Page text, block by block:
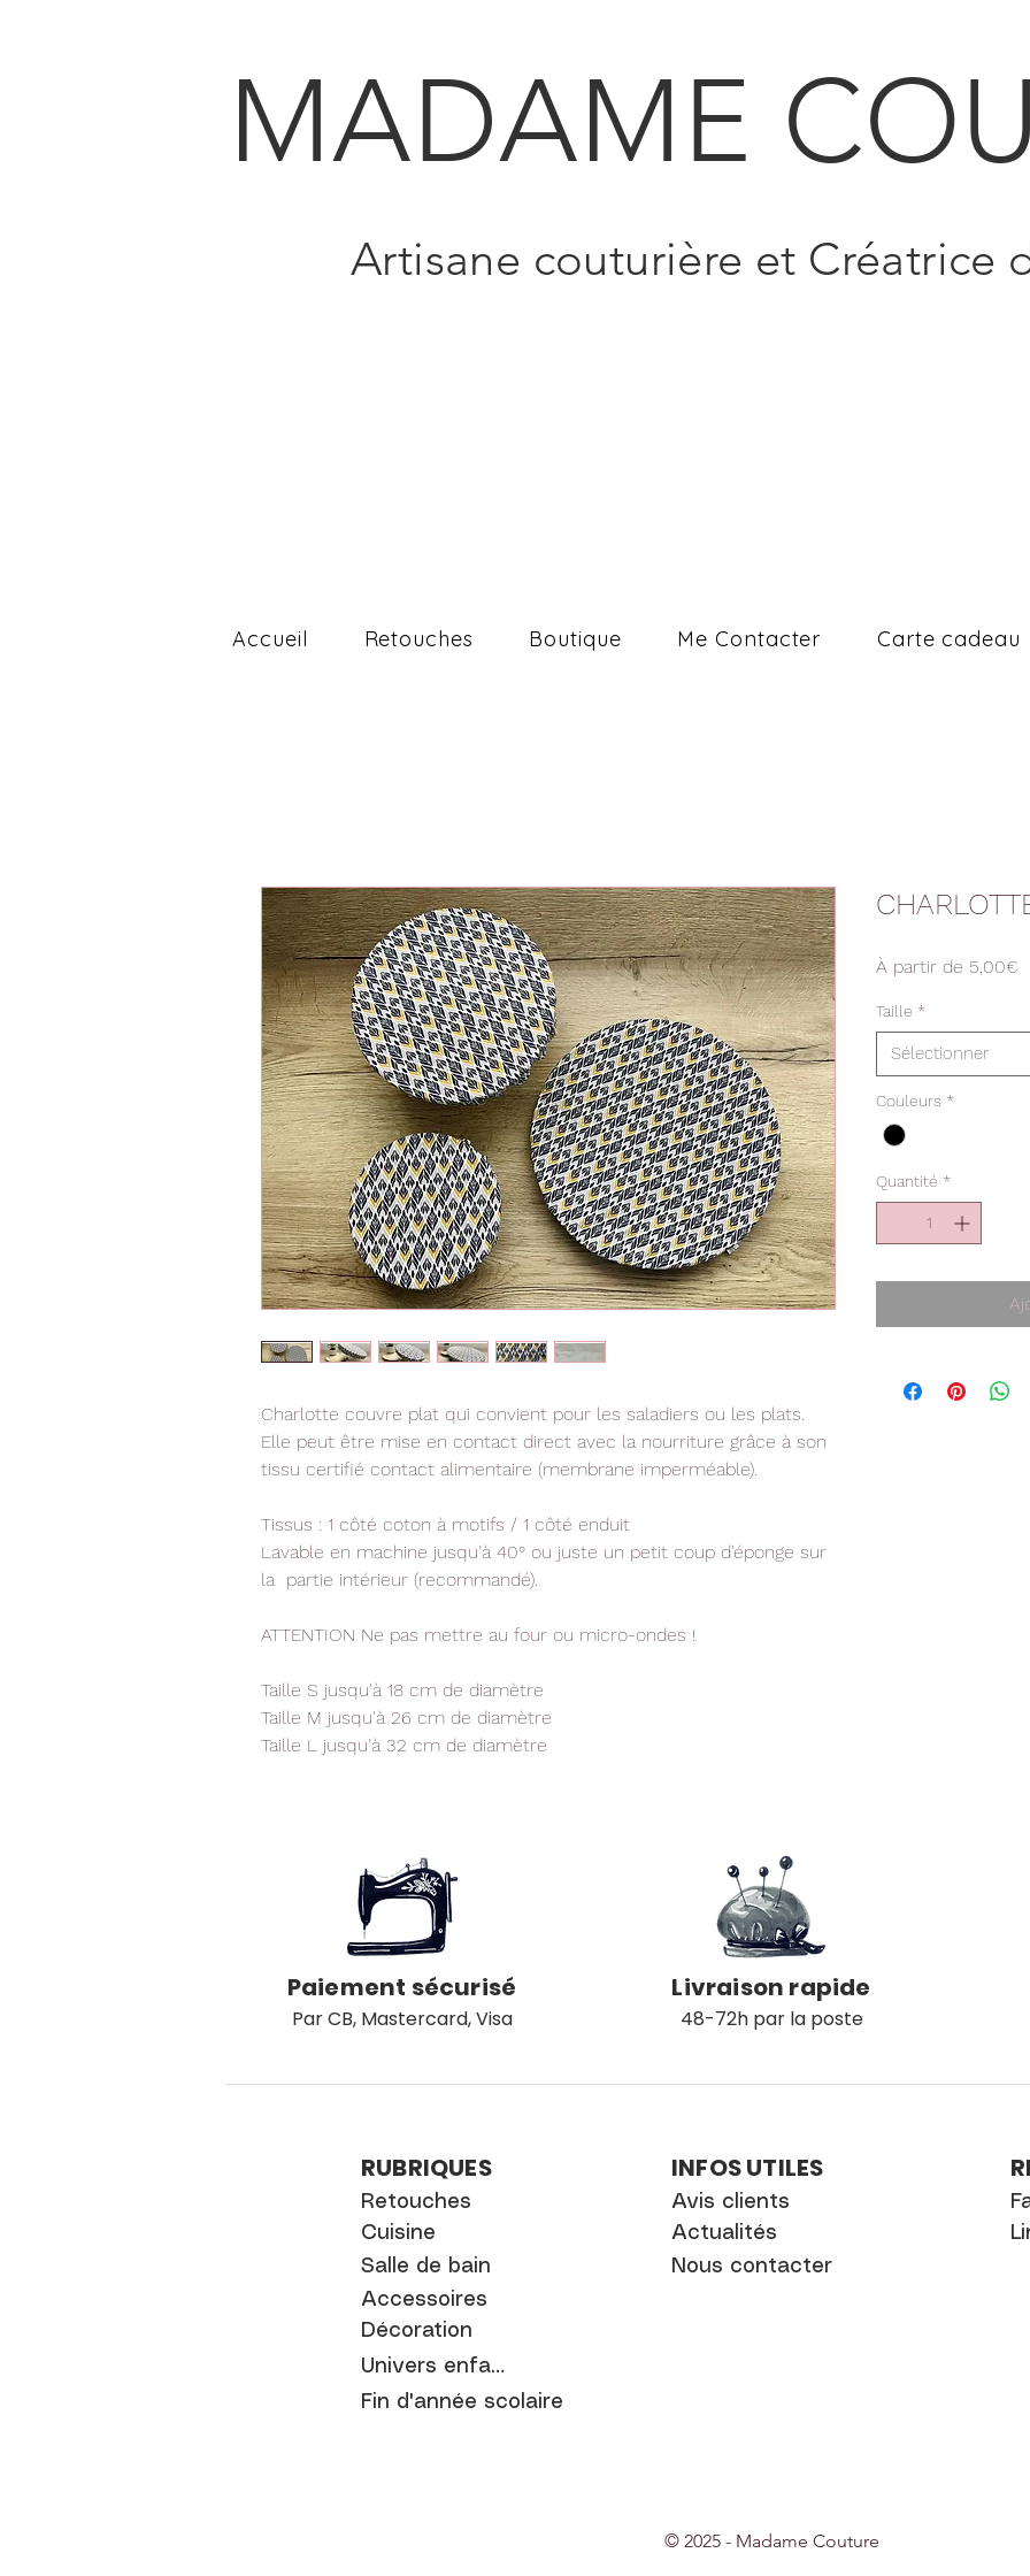
MADAME
Artisane couturière et Créatrice
Accueil Retouches Boutique Me Contacter Carte cadeau
Charlotte couvre plat qui convient pour les saladiers ou les plats.
Elle peut être mise en contact direct avec la nourriture grâce à son
tissu certifié contact alimentaire (membrane imperméable).
Tissus : 1 côté coton à motifs / 1 côté enduit
Lavable en machine jusqu'à 40° ou juste un petit coup d'éponge sur
la partie intérieur (recommandé).
ATTENTION Ne pas mettre au four ou micro-ondes !
Taille S jusqu'à 18 cm de diamètre
Taille M jusqu'à 26 cm de diamètre
Taille L jusqu'à 32 cm de diamètre
À partir de 5,00€
Taille *
Sélectionner
Couleurs *
Quantité *
Paiement sécurisé
Par CB, Mastercard, Visa
Livraison rapide
48-72h par la poste
RUBRIQUES
Retouches
Cuisine
Salle de bain
Accessoires
Décoration
Univers enfant
Fin d'année scolaire
INFOS UTILES
Avis clients
Actualités
Nous contacter
© 2025 - Madame Couture